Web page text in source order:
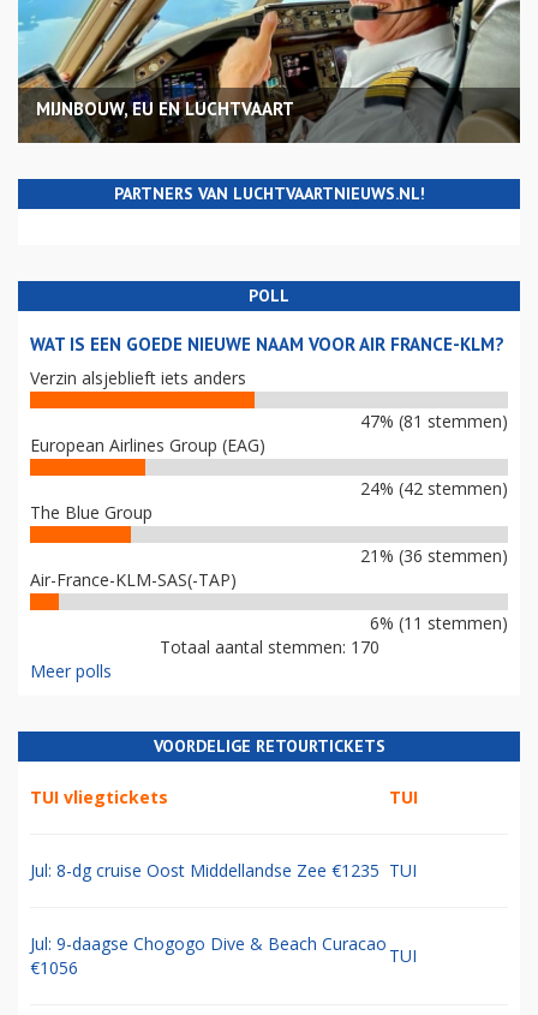
MIJNBOUW, EU EN LUCHTVAART
PARTNERS VAN LUCHTVAARTNIEUWS.NL!
POLL
WAT IS EEN GOEDE NIEUWE NAAM VOOR AIR FRANCE-KLM?
Verzin alsjeblieft iets anders
47% (81 stemmen)
European Airlines Group (EAG)
24% (42 stemmen)
The Blue Group
21% (36 stemmen)
Air-France-KLM-SAS(-TAP)
6% (11 stemmen)
Totaal aantal stemmen: 170
Meer polls
VOORDELIGE RETOURTICKETS
TUI vliegtickets TUI
Jul: 8-dg cruise Oost Middellandse Zee €1235 TUI
Jul: 9-daagse Chogogo Dive & Beach Curacao
€1056
TUI